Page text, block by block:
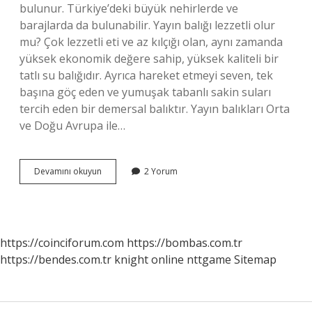
bulunur. Türkiye’deki büyük nehirlerde ve
barajlarda da bulunabilir. Yayın balığı lezzetli olur
mu? Çok lezzetli eti ve az kılçığı olan, aynı zamanda
yüksek ekonomik değere sahip, yüksek kaliteli bir
tatlı su balığıdır. Ayrıca hareket etmeyi seven, tek
başına göç eden ve yumuşak tabanlı sakin suları
tercih eden bir demersal balıktır. Yayın balıkları Orta
ve Doğu Avrupa ile…
Devamını okuyun
Balığı
2 Yorum
https://coinciforum.com https://bombas.com.tr
https://bendes.com.tr knight online nttgame Sitemap